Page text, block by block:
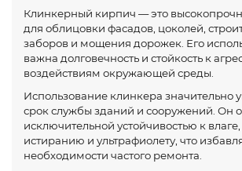
Клинкерный кирпич — это
для облицовки фасадов, цоколей,
заборов и мощения дорожек. Его
важна долговечность и стойкость к
воздействиям окружающей среды.
Использование клинкера значительно
срок службы зданий и сооружений. Он
исключительной устойчивостью к
истиранию и ультрафиолету, что
необходимости частого ремонта.